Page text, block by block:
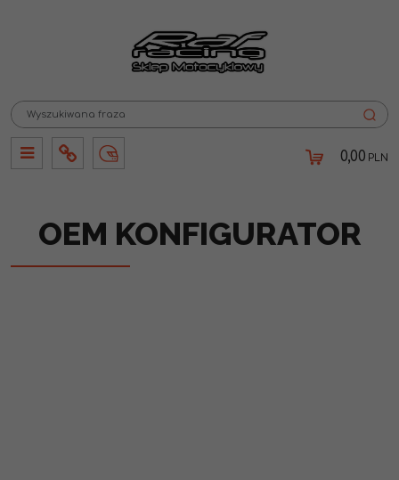
PanelInfo Lang 0,00 PLN
OEM KONFIGURATOR